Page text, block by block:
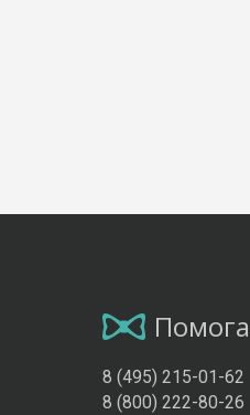
8 (495) 215-01-62
8 (800) 222-80-26